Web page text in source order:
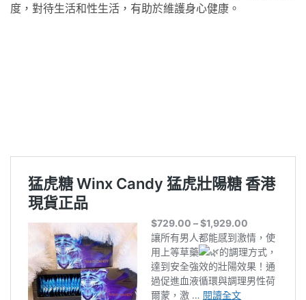
度，對待生活和性生活，有助於維護身心健康。